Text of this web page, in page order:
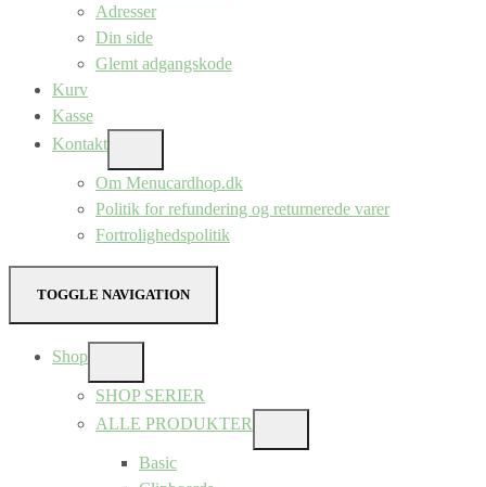
Adresser
Din side
Glemt adgangskode
Kurv
Kasse
Kontakt
SUB
MENU
Om Menucardhop.dk
Politik for refundering og returnerede varer
Fortrolighedspolitik
TOGGLE NAVIGATION
Shop
SUB
MENU
SHOP SERIER
ALLE PRODUKTER
SUB
Basic